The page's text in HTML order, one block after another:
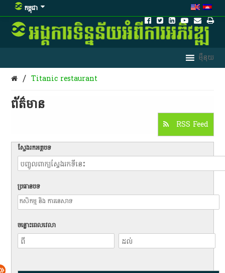
កម្ពុជា
/ Titanic restaurant
ព័ត៌មាន​
RSS Feed
ស្វែងរកអត្ថបទ
ប្រធានបទ
ចន្លោះពេលវេលា